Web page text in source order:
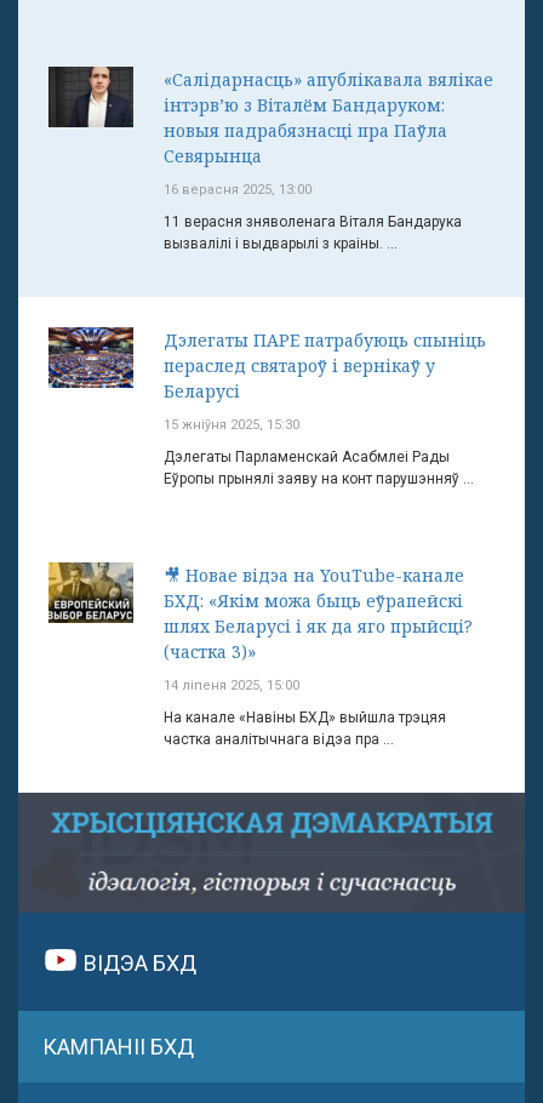
«Салідарнасць» апублікавала вялікае
інтэрв’ю з Віталём Бандаруком:
новыя падрабязнасці пра Паўла
Севярынца
16 верасня 2025, 13:00
11 верасня зняволенага Віталя Бандарука
вызвалілі і выдварылі з краіны. ...
Дэлегаты ПАРЕ патрабуюць спыніць
пераслед святароў і вернікаў у
Беларусі
15 жніўня 2025, 15:30
Дэлегаты Парламенскай Асабмлеі Рады
Еўропы прынялі заяву на конт парушэнняў ...
🎥 Новае відэа на YouTube-канале
БХД: «Якім можа быць еўрапейскі
шлях Беларусі і як да яго прыйсці?
(частка 3)»
14 ліпеня 2025, 15:00
На канале «Навіны БХД» выйшла трэцяя
частка аналітычнага відэа пра ...
ВІДЭА БХД
КАМПАНІІ БХД